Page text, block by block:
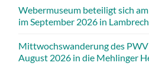
Webermuseum beteiligt sich
im September 2026 in
Mittwochswanderung des
August 2026 in die Mehlinger